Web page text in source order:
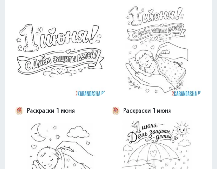
Раскраски 1 июня Раскраски 1 июня